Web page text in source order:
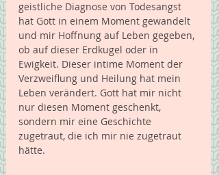
geistliche Diagnose von Todesangst
hat Gott in einem Moment gewandelt
und mir Hoffnung auf Leben gegeben,
ob auf dieser Erdkugel oder in
Ewigkeit. Dieser intime Moment der
Verzweiflung und Heilung hat mein
Leben verändert. Gott hat mir nicht
nur diesen Moment geschenkt,
sondern mir eine Geschichte
zugetraut, die ich mir nie zugetraut
hätte.